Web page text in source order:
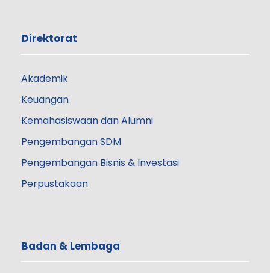
Direktorat
Akademik
Keuangan
Kemahasiswaan dan Alumni
Pengembangan SDM
Pengembangan Bisnis & Investasi
Perpustakaan
Badan & Lembaga